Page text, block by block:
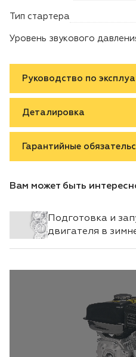
Тип стартера
Уровень звукового
Руководство по
Деталировка
Гарантийные
Вам может быть
Подготовка и
двигателя в